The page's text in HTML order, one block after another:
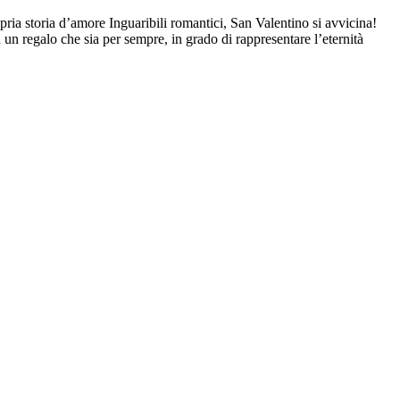
storia d’amore Inguaribili romantici, San Valentino si avvicina!
regalo che sia per sempre, in grado di rappresentare l’eternità